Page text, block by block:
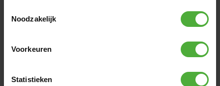
Noodzakelijk
Voorkeuren
Statistieken